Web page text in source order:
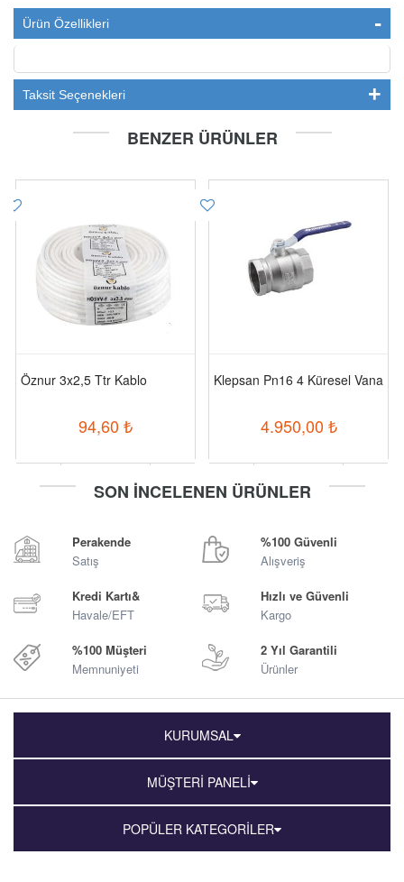
Ürün Özellikleri
Taksit Seçenekleri
BENZER ÜRÜNLER
Öznur 3x2,5 Ttr Kablo
94,60 ₺
Klepsan Pn16 4 Küresel Vana
4.950,00 ₺
SON İNCELENEN ÜRÜNLER
Perakende
Satış
%100 Güvenli
Alışveriş
Kredi Kartı&
Havale/EFT
Hızlı ve Güvenli
Kargo
%100 Müşteri
Memnuniyeti
2 Yıl Garantili
Ürünler
KURUMSAL
MÜŞTERİ PANELİ
POPÜLER KATEGORİLER